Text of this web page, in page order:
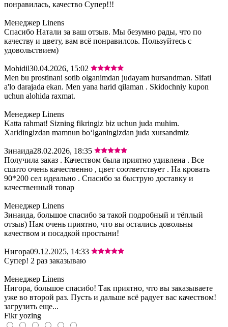
понравилась, качество Супер!!!
Менеджер Linens
Спасибо Натали за ваш отзыв. Мы безумно рады, что по
качеству и цвету, вам всё понравилсоь. Пользуйтесь с
удовольствием)
Mohidil30.04.2026, 15:02
Men bu prostinani sotib olganimdan judayam hursandman. Sifati
a'lo darajada ekan. Men yana harid qilaman . Skidochniy kupon
uchun alohida raxmat.
Менеджер Linens
Katta rahmat! Sizning fikringiz biz uchun juda muhim.
Xaridingizdan mamnun bo‘lganingizdan juda xursandmiz
Зинаида28.02.2026, 18:35
Получила заказ . Качеством была приятно удивлена . Все
сшито очень качественно , цвет соответствует . На кровать
90*200 сел идеально . Спасибо за быструю доставку и
качественный товар
Менеджер Linens
Зинаида, большое спасибо за такой подробный и тёплый
отзыв) Нам очень приятно, что вы остались довольны
качеством и посадкой простыни!
Нигора09.12.2025, 14:33
Супер! 2 раз заказываю
Менеджер Linens
Нигора, большое спасибо! Так приятно, что вы заказываете
уже во второй раз. Пусть и дальше всё радует вас качеством!
загрузить еще...
Fikr yozing